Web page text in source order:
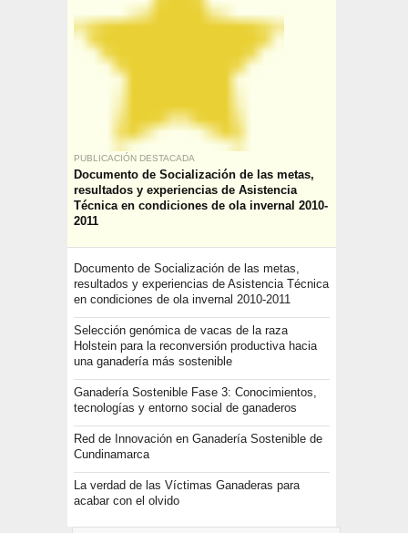
PUBLICACIÓN DESTACADA
Documento de Socialización de las metas,
resultados y experiencias de Asistencia
Técnica en condiciones de ola invernal 2010-
2011
Documento de Socialización de las metas,
resultados y experiencias de Asistencia Técnica
en condiciones de ola invernal 2010-2011
Selección genómica de vacas de la raza
Holstein para la reconversión productiva hacia
una ganadería más sostenible
Ganadería Sostenible Fase 3: Conocimientos,
tecnologías y entorno social de ganaderos
Red de Innovación en Ganadería Sostenible de
Cundinamarca
La verdad de las Víctimas Ganaderas para
acabar con el olvido